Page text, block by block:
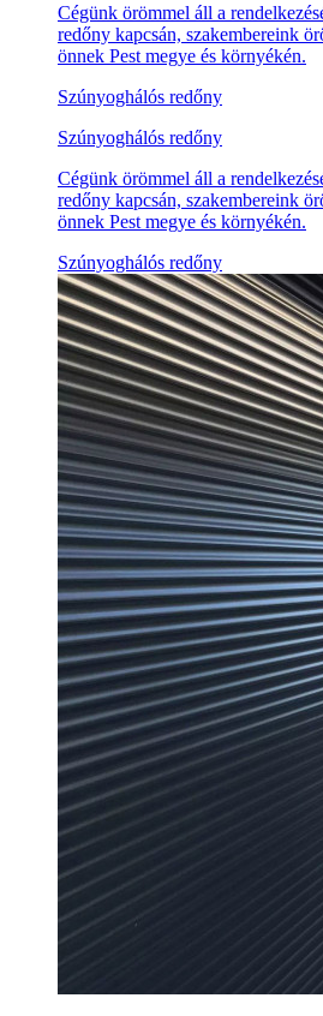
Cégünk örömmel áll a
redőny kapcsán, szakembereink
önnek Pest megye és környékén.
Szúnyoghálós redőny
Szúnyoghálós redőny
Cégünk örömmel áll a
redőny kapcsán, szakembereink
önnek Pest megye és környékén.
Szúnyoghálós redőny